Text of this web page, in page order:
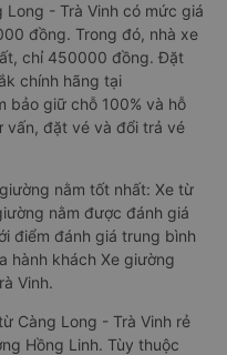
- Trà Vinh có mức giá
đồng. Trong đó, nhà xe
chỉ 450000 đồng. Đặt
chính hãng tại
bảo giữ chỗ 100% và hỗ
vấn, đặt vé và đổi trả vé
nằm tốt nhất: Xe từ
nằm được đánh giá
điểm đánh giá trung bình
hành khách Xe giường
Vinh.
Càng Long - Trà Vinh rẻ
Hồng Linh. Tùy thuộc